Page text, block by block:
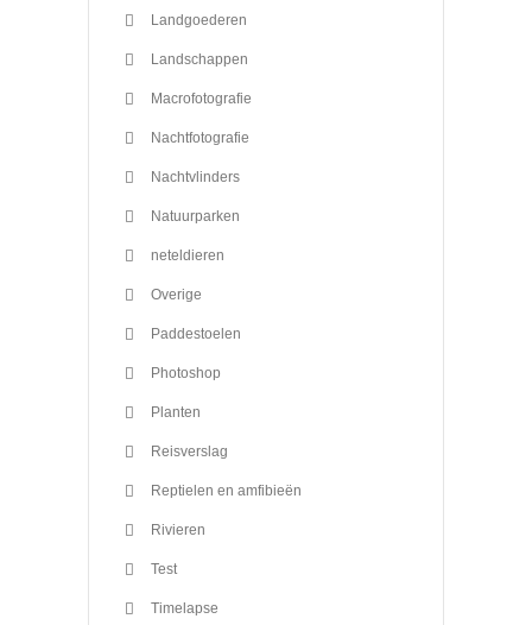
Landgoederen
Landschappen
Macrofotografie
Nachtfotografie
Nachtvlinders
Natuurparken
neteldieren
Overige
Paddestoelen
Photoshop
Planten
Reisverslag
Reptielen en amfibieën
Rivieren
Test
Timelapse